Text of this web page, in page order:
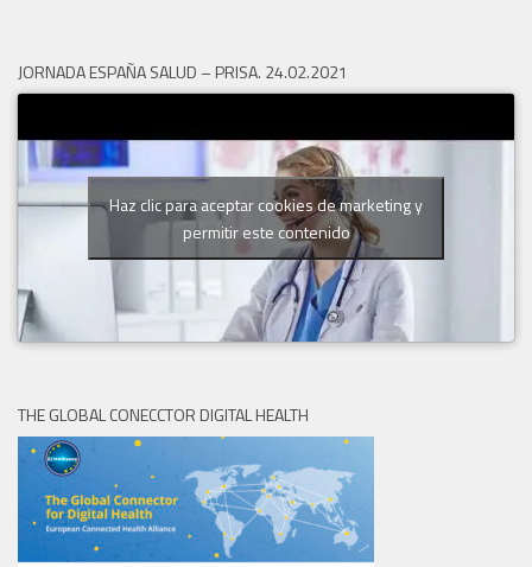
JORNADA ESPAÑA SALUD – PRISA. 24.02.2021
Haz clic para aceptar cookies de marketing y
permitir este contenido
THE GLOBAL CONECCTOR DIGITAL HEALTH